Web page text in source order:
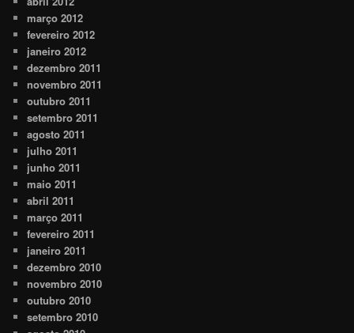
março 2012
fevereiro 2012
janeiro 2012
dezembro 2011
novembro 2011
outubro 2011
setembro 2011
agosto 2011
julho 2011
junho 2011
maio 2011
abril 2011
março 2011
fevereiro 2011
janeiro 2011
dezembro 2010
novembro 2010
outubro 2010
setembro 2010